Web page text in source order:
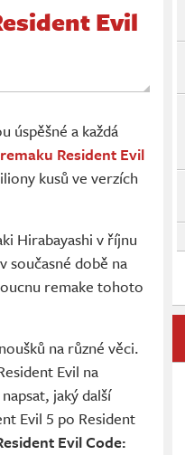
Evil
úspěšné a každá
remaku Resident Evil
kusů ve verzích
Hirabayashi v říjnu
současné době na
remake tohoto
na různé věci.
Evil na
jaký další
Evil 5 po Resident
Evil Code: